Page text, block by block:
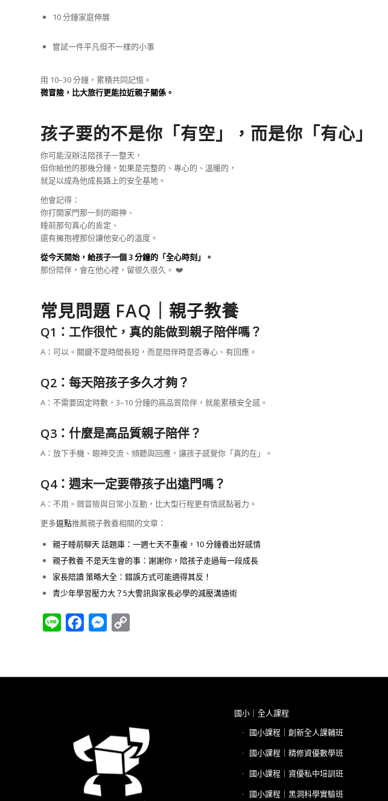
10 分鐘家庭伸展
嘗試一件平凡但不一樣的小事
用 10–30 分鐘，累積共同記憶。
微冒險，比大旅行更能拉近親子關係。
孩子要的不是你「有空」，而是你「有心」
你可能沒辦法陪孩子一整天，
但你給他的那幾分鐘，如果是完整的、專心的、溫暖的，
就足以成為他成長路上的安全基地。
他會記得：
你打開家門那一刻的眼神、
睡前那句真心的肯定、
還有擁抱裡那份讓他安心的溫度。
從今天開始，給孩子一個 3 分鐘的「全心時刻」。
那份陪伴，會在他心裡，留很久很久。 ❤️
常見問題 FAQ｜親子教養
Q1：工作很忙，真的能做到親子陪伴嗎？
A：可以。關鍵不是時間長短，而是陪伴時是否專心、有回應。
Q2：每天陪孩子多久才夠？
A：不需要固定時數，3–10 分鐘的高品質陪伴，就能累積安全感。
Q3：什麼是高品質親子陪伴？
A：放下手機、眼神交流、傾聽與回應，讓孩子感覺你「真的在」。
Q4：週末一定要帶孩子出遠門嗎？
A：不用。微冒險與日常小互動，比大型行程更有情感黏著力。
更多逗點推薦親子教養相關的文章：
親子睡前聊天 話題庫：一週七天不重複，10 分鐘養出好感情
親子教養 不是天生會的事：謝謝你，陪孩子走過每一段成長
家長陪讀 策略大全：錯誤方式可能適得其反！
青少年學習壓力大？5大警訊與家長必學的減壓溝通術
Line FacebookMessenger
國小｜全人課程
國小課程｜創新全人課輔班
國小課程｜精修資優數學班
國小課程｜資優私中培訓班
國小課程｜黑洞科學實驗班